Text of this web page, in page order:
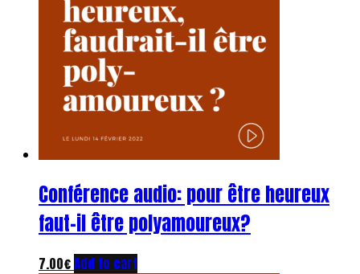
Conférence audio: pour être heureux
faut-il être polyamoureux?
7.00€Add to cart